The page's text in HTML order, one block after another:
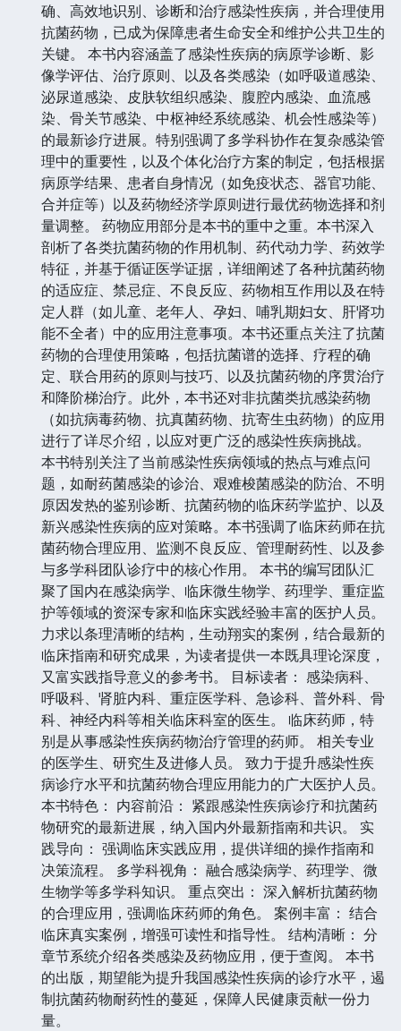
确、高效地识别、诊断和治疗感染性疾病，并合理使用
抗菌药物，已成为保障患者生命安全和维护公共卫生的
关键。 本书内容涵盖了感染性疾病的病原学诊断、影
像学评估、治疗原则、以及各类感染（如呼吸道感染、
泌尿道感染、皮肤软组织感染、腹腔内感染、血流感
染、骨关节感染、中枢神经系统感染、机会性感染等）
的最新诊疗进展。特别强调了多学科协作在复杂感染管
理中的重要性，以及个体化治疗方案的制定，包括根据
病原学结果、患者自身情况（如免疫状态、器官功能、
合并症等）以及药物经济学原则进行最优药物选择和剂
量调整。 药物应用部分是本书的重中之重。本书深入
剖析了各类抗菌药物的作用机制、药代动力学、药效学
特征，并基于循证医学证据，详细阐述了各种抗菌药物
的适应症、禁忌症、不良反应、药物相互作用以及在特
定人群（如儿童、老年人、孕妇、哺乳期妇女、肝肾功
能不全者）中的应用注意事项。本书还重点关注了抗菌
药物的合理使用策略，包括抗菌谱的选择、疗程的确
定、联合用药的原则与技巧、以及抗菌药物的序贯治疗
和降阶梯治疗。此外，本书还对非抗菌类抗感染药物
（如抗病毒药物、抗真菌药物、抗寄生虫药物）的应用
进行了详尽介绍，以应对更广泛的感染性疾病挑战。
本书特别关注了当前感染性疾病领域的热点与难点问
题，如耐药菌感染的诊治、艰难梭菌感染的防治、不明
原因发热的鉴别诊断、抗菌药物的临床药学监护、以及
新兴感染性疾病的应对策略。本书强调了临床药师在抗
菌药物合理应用、监测不良反应、管理耐药性、以及参
与多学科团队诊疗中的核心作用。 本书的编写团队汇
聚了国内在感染病学、临床微生物学、药理学、重症监
护等领域的资深专家和临床实践经验丰富的医护人员。
力求以条理清晰的结构，生动翔实的案例，结合最新的
临床指南和研究成果，为读者提供一本既具理论深度，
又富实践指导意义的参考书。 目标读者： 感染病科、
呼吸科、肾脏内科、重症医学科、急诊科、普外科、骨
科、神经内科等相关临床科室的医生。 临床药师，特
别是从事感染性疾病药物治疗管理的药师。 相关专业
的医学生、研究生及进修人员。 致力于提升感染性疾
病诊疗水平和抗菌药物合理应用能力的广大医护人员。
本书特色： 内容前沿： 紧跟感染性疾病诊疗和抗菌药
物研究的最新进展，纳入国内外最新指南和共识。 实
践导向： 强调临床实践应用，提供详细的操作指南和
决策流程。 多学科视角： 融合感染病学、药理学、微
生物学等多学科知识。 重点突出： 深入解析抗菌药物
的合理应用，强调临床药师的角色。 案例丰富： 结合
临床真实案例，增强可读性和指导性。 结构清晰： 分
章节系统介绍各类感染及药物应用，便于查阅。 本书
的出版，期望能为提升我国感染性疾病的诊疗水平，遏
制抗菌药物耐药性的蔓延，保障人民健康贡献一份力
量。